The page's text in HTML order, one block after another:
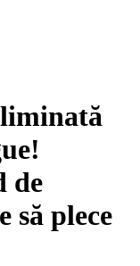
de
să plece